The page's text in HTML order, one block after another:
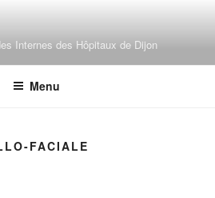
Internes des Hôpitaux de Dijon
Menu
FACIALE